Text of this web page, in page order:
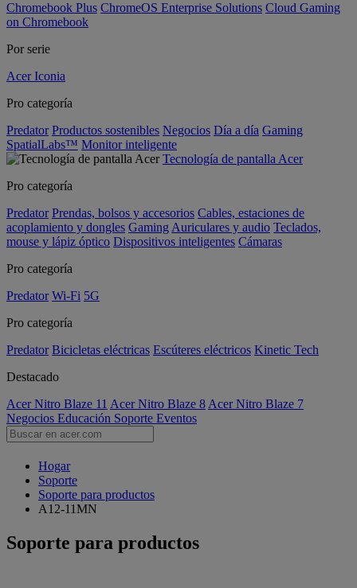
Chromebook Plus ChromeOS Enterprise Solutions Cloud Gaming
on Chromebook
Por serie
Acer Iconia
Pro categoría
Predator Productos sostenibles Negocios Día a día Gaming
SpatialLabs™ Monitor inteligente
Tecnología de pantalla Acer
Pro categoría
Predator Prendas, bolsos y accesorios Cables, estaciones de
acoplamiento y dongles Gaming Auriculares y audio Teclados,
mouse y lápiz óptico Dispositivos inteligentes Cámaras
Pro categoría
Predator Wi-Fi 5G
Pro categoría
Predator Bicicletas eléctricas Escúteres eléctricos Kinetic Tech
Destacado
Acer Nitro Blaze 11 Acer Nitro Blaze 8 Acer Nitro Blaze 7
Negocios Educación Soporte Eventos
Hogar
Soporte
Soporte para productos
A12-11MN
Soporte para productos